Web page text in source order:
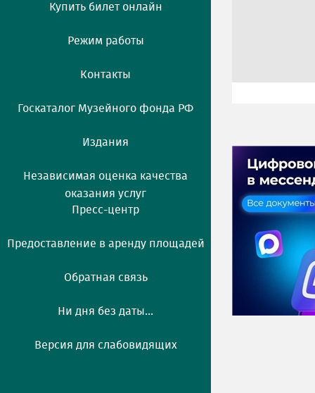
Купить билет онлайн
Режим работы
Контакты
Госкаталог Музейного фонда РФ
Издания
Независимая оценка качества
оказания услуг
Пресс-центр
Предоставление в аренду площадей
Обратная связь
Ни дня без даты...
Версия для слабовидящих